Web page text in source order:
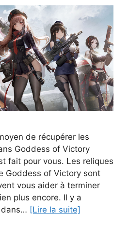
de récupérer les
Goddess of Victory
fait pour vous. Les reliques
Goddess of Victory sont
vous aider à terminer
plus encore. Il y a
dans… [Lire la suite]